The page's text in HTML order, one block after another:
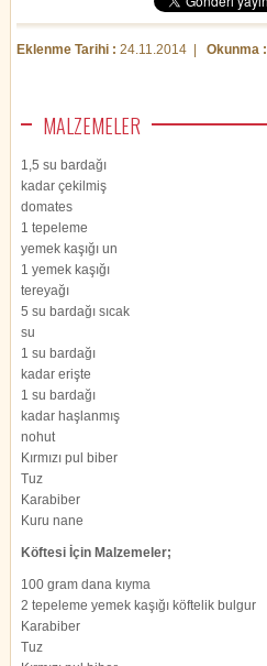
Eklenme Tarihi : 24.11.2014 | Okunma :
MALZEMELER
1,5 su bardağı
kadar çekilmiş
domates
1 tepeleme
yemek kaşığı un
1 yemek kaşığı
tereyağı
5 su bardağı sıcak
su
1 su bardağı
kadar erişte
1 su bardağı
kadar haşlanmış
nohut
Kırmızı pul biber
Tuz
Karabiber
Kuru nane
Köftesi İçin Malzemeler;
100 gram dana kıyma
2 tepeleme yemek kaşığı köftelik bulgur
Karabiber
Tuz